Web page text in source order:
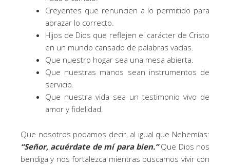
Creyentes que renuncien a lo permitido para
abrazar lo correcto.
Hijos de Dios que reflejen el carácter de Cristo
en un mundo cansado de palabras vacías.
Que nuestro hogar sea una mesa abierta.
Que nuestras manos sean instrumentos de
servicio.
Que nuestra vida sea un testimonio vivo de
amor y fidelidad.
Que nosotros podamos decir, al igual que Nehemías:
“Señor, acuérdate de mí para bien.”Que Dios nos
bendiga y nos fortalezca mientras buscamos vivir con